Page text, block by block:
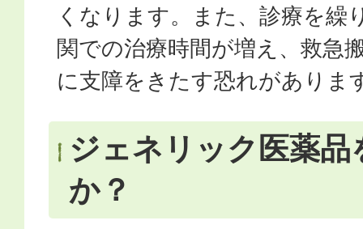
くなります。また、診療を繰
関での治療時間が増え、救急
に支障をきたす恐れがありま
ジェネリック医薬品
か？